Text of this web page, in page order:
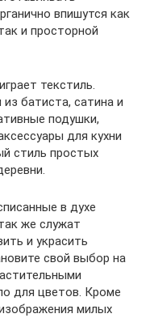
впишутся как
и просторной
текстиль.
батиста, сатина и
подушки,
для кухни
стиль простых
в духе
же служат
и украсить
свой выбор на
для цветов. Кроме
милых